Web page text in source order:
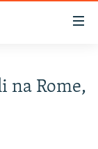
na Rome,